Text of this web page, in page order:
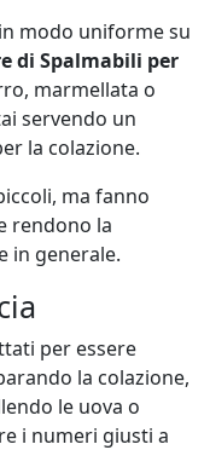
modo uniforme su
di Spalmabili per
marmellata o
servendo un
la colazione.
ma fanno
rendono la
in generale.
per essere
la colazione,
le uova o
i numeri giusti a